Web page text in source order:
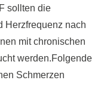
sollten die
Herzfrequenz nach
mit chronischen
werden.Folgende
Schmerzen